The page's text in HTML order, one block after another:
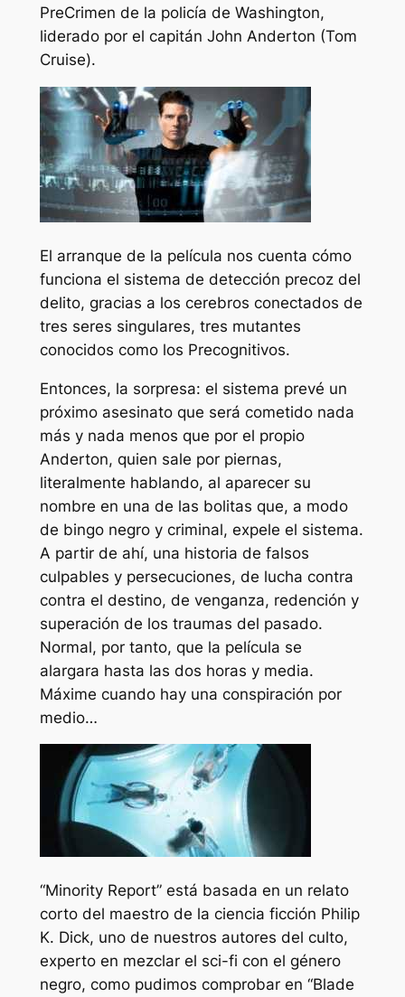
PreCrimen de la policía de Washington,
liderado por el capitán John Anderton (Tom
Cruise).
El arranque de la película nos cuenta cómo
funciona el sistema de detección precoz del
delito, gracias a los cerebros conectados de
tres seres singulares, tres mutantes
conocidos como los Precognitivos.
Entonces, la sorpresa: el sistema prevé un
próximo asesinato que será cometido nada
más y nada menos que por el propio
Anderton, quien sale por piernas,
literalmente hablando, al aparecer su
nombre en una de las bolitas que, a modo
de bingo negro y criminal, expele el sistema.
A partir de ahí, una historia de falsos
culpables y persecuciones, de lucha contra
contra el destino, de venganza, redención y
superación de los traumas del pasado.
Normal, por tanto, que la película se
alargara hasta las dos horas y media.
Máxime cuando hay una conspiración por
medio…
“Minority Report” está basada en un relato
corto del maestro de la ciencia ficción Philip
K. Dick, uno de nuestros autores del culto,
experto en mezclar el sci-fi con el género
negro, como pudimos comprobar en “Blade